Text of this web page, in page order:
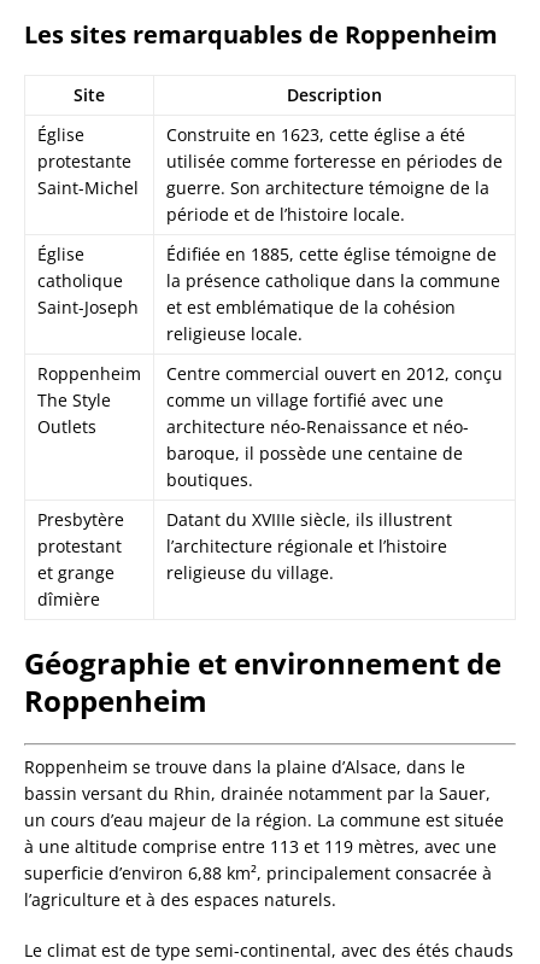
Les sites remarquables de Roppenheim
Site
Description
Église
protestante
Saint-Michel
Construite en 1623, cette église a été
utilisée comme forteresse en périodes de
guerre. Son architecture témoigne de la
période et de l’histoire locale.
Église
catholique
Saint-Joseph
Édifiée en 1885, cette église témoigne de
la présence catholique dans la commune
et est emblématique de la cohésion
religieuse locale.
Roppenheim
The Style
Outlets
Centre commercial ouvert en 2012, conçu
comme un village fortifié avec une
architecture néo-Renaissance et néo-
baroque, il possède une centaine de
boutiques.
Presbytère
protestant
et grange
dîmière
Datant du XVIIIe siècle, ils illustrent
l’architecture régionale et l’histoire
religieuse du village.
Géographie et environnement de
Roppenheim
Roppenheim se trouve dans la plaine d’Alsace, dans le
bassin versant du Rhin, drainée notamment par la Sauer,
un cours d’eau majeur de la région. La commune est située
à une altitude comprise entre 113 et 119 mètres, avec une
superficie d’environ 6,88 km², principalement consacrée à
l’agriculture et à des espaces naturels.
Le climat est de type semi-continental, avec des étés chauds